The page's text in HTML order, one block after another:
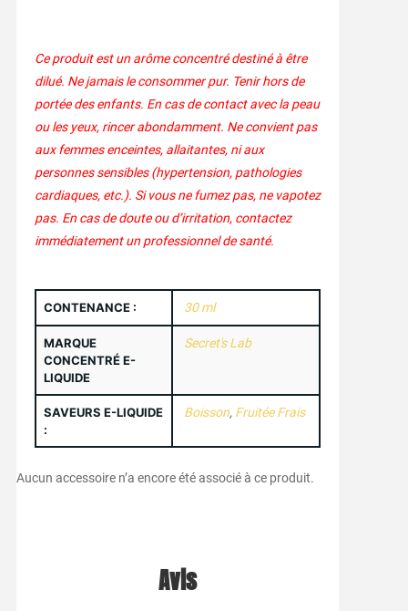
Ce produit est un arôme concentré destiné à être
dilué. Ne jamais le consommer pur. Tenir hors de
portée des enfants. En cas de contact avec la peau
ou les yeux, rincer abondamment. Ne convient pas
aux femmes enceintes, allaitantes, ni aux
personnes sensibles (hypertension, pathologies
cardiaques, etc.). Si vous ne fumez pas, ne vapotez
pas. En cas de doute ou d’irritation, contactez
immédiatement un professionnel de santé.
CONTENANCE : 30 ml
MARQUE
CONCENTRÉ E-
LIQUIDE
Secret's Lab
SAVEURS E-LIQUIDE
:
Boisson, Fruitée Frais
Aucun accessoire n’a encore été associé à ce produit.
Avis